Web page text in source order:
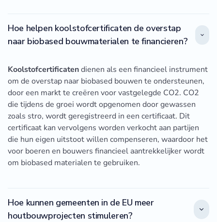
Hoe helpen koolstofcertificaten de overstap
naar biobased bouwmaterialen te financieren?
Koolstofcertificatendienen als een financieel instrument
om de overstap naar biobased bouwen te ondersteunen,
door een markt te creëren voor vastgelegde CO2. CO2
die tijdens de groei wordt opgenomen door gewassen
zoals stro, wordt geregistreerd in een certificaat. Dit
certificaat kan vervolgens worden verkocht aan partijen
die hun eigen uitstoot willen compenseren, waardoor het
voor boeren en bouwers financieel aantrekkelijker wordt
om biobased materialen te gebruiken.
Hoe kunnen gemeenten in de EU meer
houtbouwprojecten stimuleren?